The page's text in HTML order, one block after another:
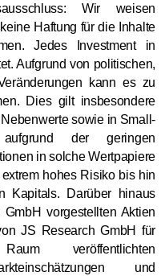
Wir weisen
Haftung für die Inhalte
Jedes Investment in
Aufgrund von politischen,
kann es zu
Dies gilt insbesondere
sowie in Small-
aufgrund der geringen
in solche Wertpapiere
hohes Risiko bis hin
Kapitals. Darüber hinaus
vorgestellten Aktien
JS Research GmbH für
veröffentlichten
und